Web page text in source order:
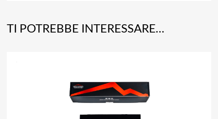
TI POTREBBE INTERESSARE…